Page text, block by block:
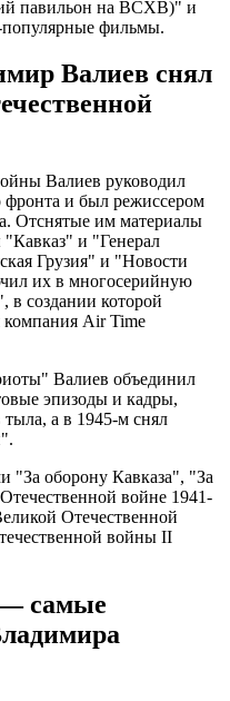
павильон на ВСХВ)" и
популярные фильмы.
Валиев снял
Валиев руководил
фронта и был режиссером
Отснятые им материалы
и "Генерал
Грузия" и "Новости
их в многосерийную
в создании которой
компания Air Time
Валиев объединил
эпизоды и кадры,
а в 1945-м снял
"За оборону Кавказа", "За
войне 1941-
Отечественной
войны II
самые